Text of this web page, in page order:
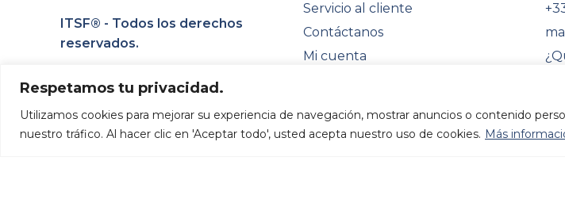
Respetamos tu privacidad.
Utilizamos cookies para mejorar su experiencia de navegación, mostrar anuncios o contenido
nuestro tráfico. Al hacer clic en 'Aceptar todo', usted acepta nuestro uso de cookies. Más
ITSF® - Todos los derechos
reservados.
Mesa (ITSF) es la estructura que organiza
podrás encontrar los mejores productos a
precios interesantes.
Servicio al cliente
Contáctanos
Mi cuenta